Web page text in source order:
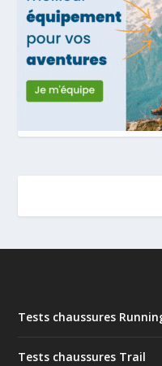
Tests chaussures
Tests chaussures Trail